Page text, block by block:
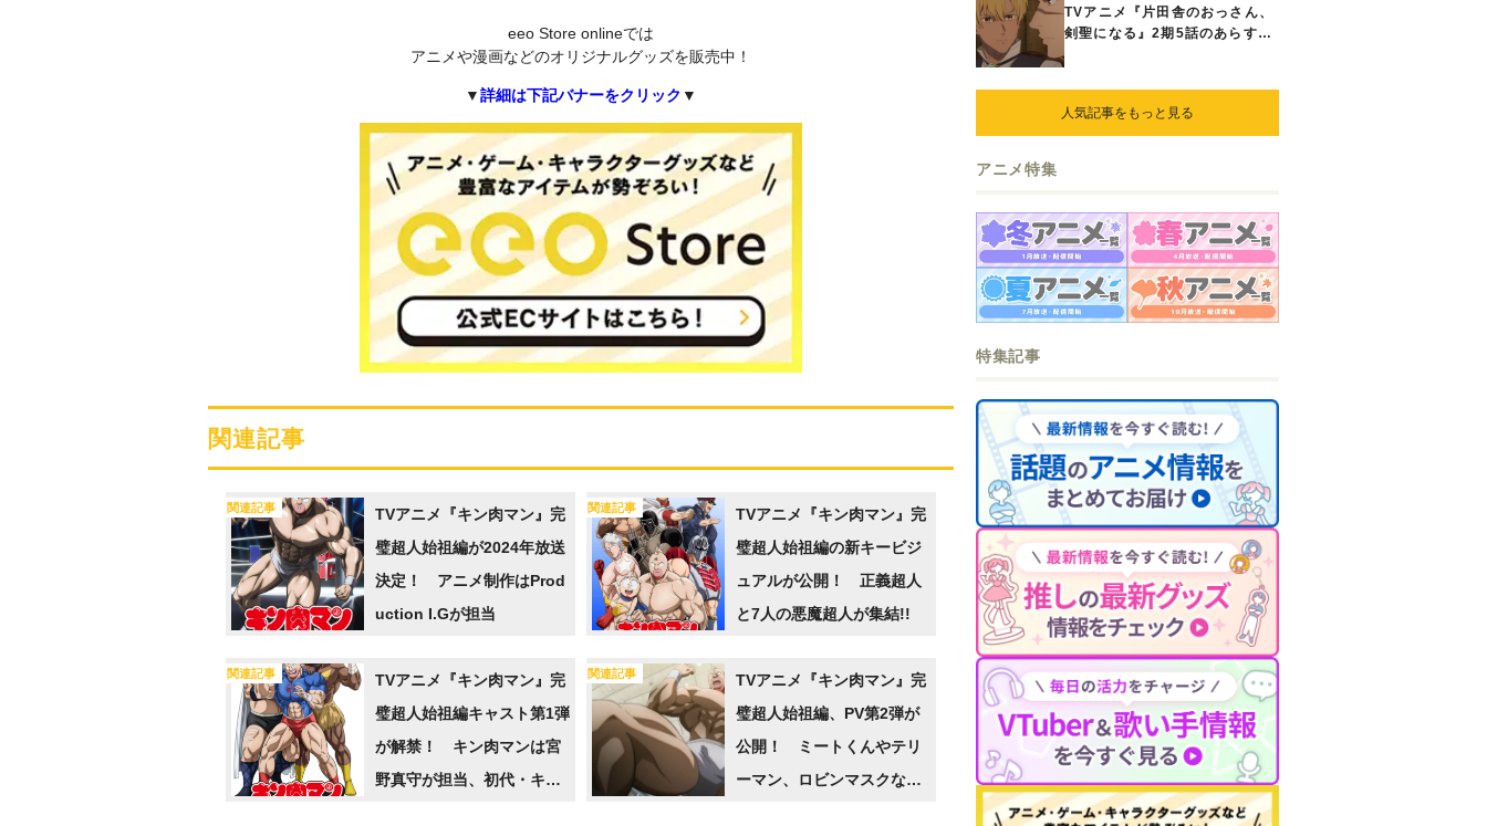
eeo Store onlineでは
アニメや漫画などのオリジナルグッズを販売中！
▼詳細は下記バナーをクリック ▼
関連記事
関連記事
TVアニメ『キン肉マン』完
璧超人始祖編が2024年放送
決定！ アニメ制作はProd
uction I.Gが担当
関連記事
TVアニメ『キン肉マン』完
璧超人始祖編の新キービジ
ュアルが公開！ 正義超人
と7人の悪魔超人が集結!!
関連記事
TVアニメ『キン肉マン』完
璧超人始祖編キャスト第1弾
が解禁！ キン肉マンは宮
野真守が担当、初代・キン
関連記事
TVアニメ『キン肉マン』完
璧超人始祖編、PV第2弾が
公開！ ミートくんやテリ
ーマン、ロビンマスクなど
TVアニメ『片田舎のおっさん、
剣聖になる』2期5話のあらすじ
人気記事をもっと見る
アニメ特集
特集記事